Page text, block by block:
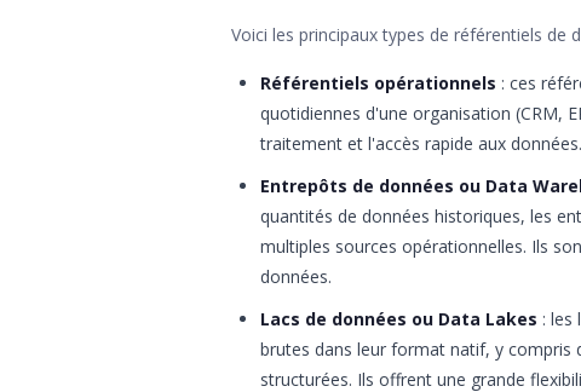
Voici les principaux types de référentiels de
Référentiels opérationnels : ces
quotidiennes d'une organisation (CRM,
traitement et l'accès rapide aux données.
Entrepôts de données ou Data
quantités de données historiques, les
multiples sources opérationnelles. Ils
données.
Lacs de données ou Data Lakes : les
brutes dans leur format natif, y compris
structurées. Ils offrent une grande